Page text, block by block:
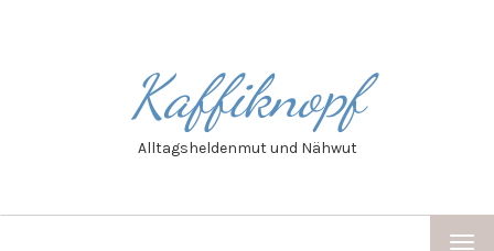
Kaffiknopf
Alltagsheldenmut und Nähwut